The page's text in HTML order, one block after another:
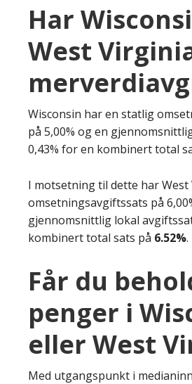
Har
West
Wisconsin har en statlig
på 5,00% og en
0,43% for en kombinert total
I motsetning til dette har
omsetningsavgiftssats på
gjennomsnittlig lokal
kombinert total sats på 6.52%.
Får du
penger i
eller West
Med utgangspunkt i